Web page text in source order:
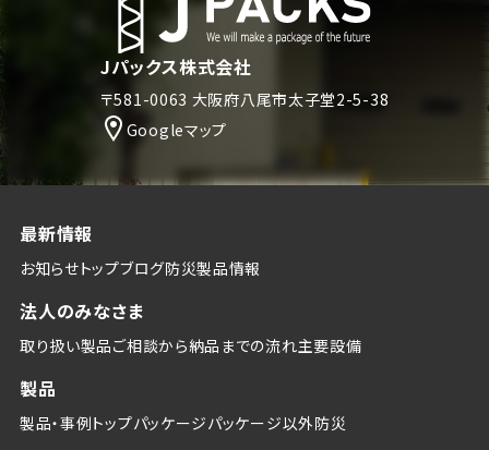
Jパックス株式会社
〒581-0063 大阪府八尾市太子堂2-5-38
Googleマップ
最新情報
お知らせトップブログ防災製品情報
法人のみなさま
取り扱い製品ご相談から納品までの流れ主要設備
製品
製品・事例トップパッケージパッケージ以外防災